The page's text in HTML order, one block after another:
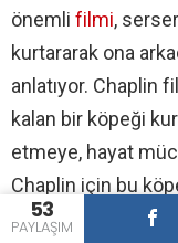
53
PAYLAŞIM
önemli filmi,
kurtararak ona
anlatıyor. Chaplin
kalan bir köpeği
etmeye, hayat
Chaplin için bu
haline gelmiştir.